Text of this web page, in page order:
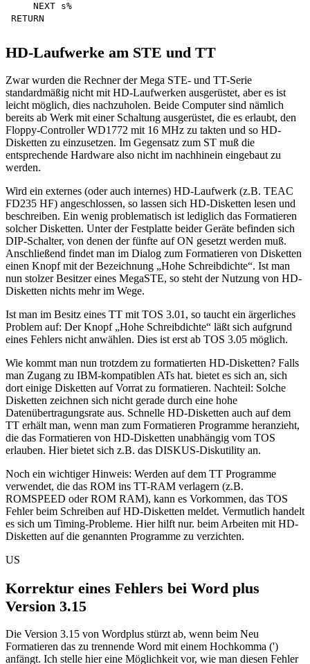
    NEXT s%
HD-Laufwerke am STE und TT
Zwar wurden die Rechner der Mega STE- und TT-Serie
standardmäßig nicht mit HD-Laufwerken ausgerüstet, aber es ist
leicht möglich, dies nachzuholen. Beide Computer sind nämlich
bereits ab Werk mit einer Schaltung ausgerüstet, die es erlaubt, den
Floppy-Controller WD1772 mit 16 MHz zu takten und so HD-
Disketten zu einzusetzen. Im Gegensatz zum ST muß die
entsprechende Hardware also nicht im nachhinein eingebaut zu
werden.
Wird ein externes (oder auch internes) HD-Laufwerk (z.B. TEAC
FD235 HF) angeschlossen, so lassen sich HD-Disketten lesen und
beschreiben. Ein wenig problematisch ist lediglich das Formatieren
solcher Disketten. Unter der Festplatte beider Geräte befinden sich
DIP-Schalter, von denen der fünfte auf ON gesetzt werden muß.
Anschließend findet man im Dialog zum Formatieren von Disketten
einen Knopf mit der Bezeichnung „Hohe Schreibdichte“. Ist man
nun stolzer Besitzer eines MegaSTE, so steht der Nutzung von HD-
Disketten nichts mehr im Wege.
Ist man im Besitz eines TT mit TOS 3.01, so taucht ein ärgerliches
Problem auf: Der Knopf „Hohe Schreibdichte“ läßt sich aufgrund
eines Fehlers nicht anwählen. Dies ist erst ab TOS 3.05 möglich.
Wie kommt man nun trotzdem zu formatierten HD-Disketten? Falls
man Zugang zu IBM-kompatiblen ATs hat. bietet es sich an, sich
dort einige Disketten auf Vorrat zu formatieren. Nachteil: Solche
Disketten zeichnen sich nicht gerade durch eine hohe
Datenübertragungsrate aus. Schnelle HD-Disketten auch auf dem
TT erhält man, wenn man zum Formatieren Programme heranzieht,
die das Formatieren von HD-Disketten unabhängig vom TOS
erlauben. Hier bietet sich z.B. das DISKUS-Diskutility an.
Noch ein wichtiger Hinweis: Werden auf dem TT Programme
verwendet, die das ROM ins TT-RAM verlagern (z.B.
ROMSPEED oder ROM RAM), kann es Vorkommen, das TOS
Fehler beim Schreiben auf HD-Disketten meldet. Vermutlich handelt
es sich um Timing-Probleme. Hier hilft nur. beim Arbeiten mit HD-
Disketten auf die genannten Programme zu verzichten.
US
Korrektur eines Fehlers bei Word plus
Version 3.15
Die Version 3.15 von Wordplus stürzt ab, wenn beim Neu
Formatieren das zu trennende Word mit einem Hochkomma (')
anfängt. Ich stelle hier eine Möglichkeit vor, wie man diesen Fehler